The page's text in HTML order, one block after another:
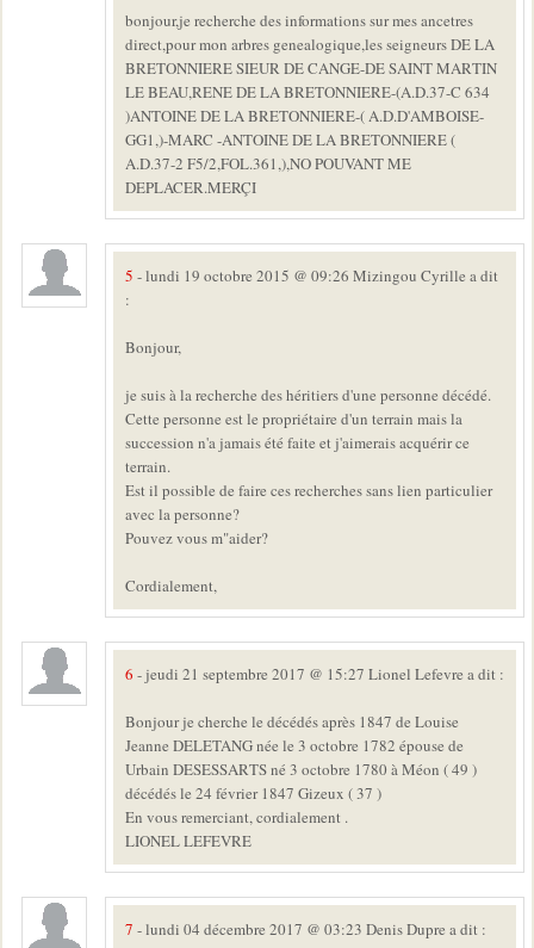
bonjour,je recherche des informations sur mes ancetres
direct,pour mon arbres genealogique,les seigneurs DE LA
BRETONNIERE SIEUR DE CANGE-DE SAINT MARTIN
LE BEAU,RENE DE LA BRETONNIERE-(A.D.37-C 634
)ANTOINE DE LA BRETONNIERE-( A.D.D'AMBOISE-
GG1,)-MARC -ANTOINE DE LA BRETONNIERE (
A.D.37-2 F5/2,FOL.361,),NO POUVANT ME
DEPLACER.MERÇI
5 - lundi 19 octobre 2015 @ 09:26 Mizingou Cyrille a dit
:
Bonjour,
je suis à la recherche des héritiers d'une personne décédé.
Cette personne est le propriétaire d'un terrain mais la
succession n'a jamais été faite et j'aimerais acquérir ce
terrain.
Est il possible de faire ces recherches sans lien particulier
avec la personne?
Pouvez vous m"aider?
Cordialement,
6 - jeudi 21 septembre 2017 @ 15:27 Lionel Lefevre a dit :
Bonjour je cherche le décédés après 1847 de Louise
Jeanne DELETANG née le 3 octobre 1782 épouse de
Urbain DESESSARTS né 3 octobre 1780 à Méon ( 49 )
décédés le 24 février 1847 Gizeux ( 37 )
En vous remerciant, cordialement .
LIONEL LEFEVRE
7 - lundi 04 décembre 2017 @ 03:23 Denis Dupre a dit :